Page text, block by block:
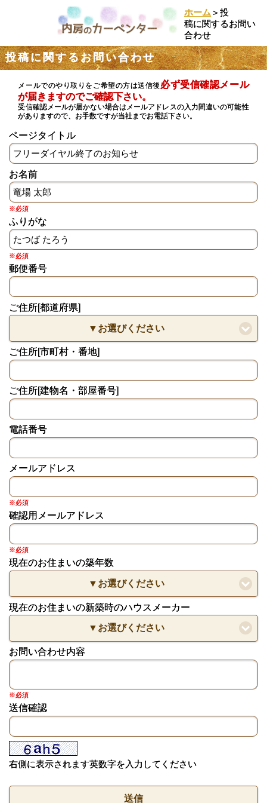
ホーム ＞投
稿に関するお問い
合わせ
投稿に関するお問い合わせ
メールでのやり取りをご希望の方は送信後 必ず受信確認メール
が届きますのでご確認下さい。
受信確認メールが届かない場合はメールアドレスの入力間違いの可能性
がありますので、お手数ですが当社までお電話下さい。
ページタイトル
お名前
※必須
ふりがな
※必須
郵便番号
ご住所[都道府県]
▼お選びください
ご住所[市町村・番地]
ご住所[建物名・部屋番号]
電話番号
メールアドレス
※必須
確認用メールアドレス
※必須
現在のお住まいの築年数
▼お選びください
現在のお住まいの新築時のハウスメーカー
▼お選びください
お問い合わせ内容
※必須
送信確認
右側に表示されます英数字を入力してください
送信